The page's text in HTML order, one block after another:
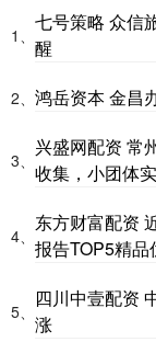
1、
七号策略 众信
醒
2、 鸿岳资本 金昌
3、
兴盛网配资 常
收集，小团体
4、
东方财富配资
报告TOP5精
5、
四川中壹配资
涨